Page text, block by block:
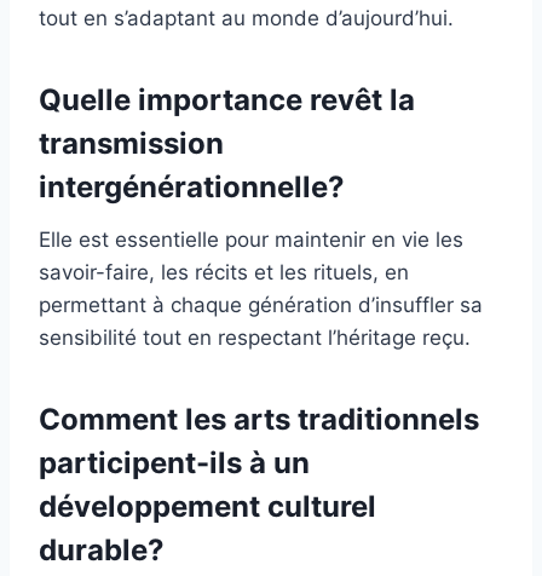
tout en s’adaptant au monde d’aujourd’hui.
Quelle importance revêt la
transmission
intergénérationnelle?
Elle est essentielle pour maintenir en vie les
savoir-faire, les récits et les rituels, en
permettant à chaque génération d’insuffler sa
sensibilité tout en respectant l’héritage reçu.
Comment les arts traditionnels
participent-ils à un
développement culturel
durable?